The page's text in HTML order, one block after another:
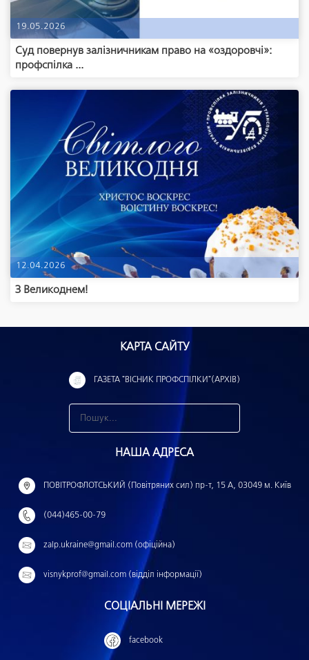
19.05.2026
Суд повернув залізничникам право на «оздоровчі»:
профспілка ...
12.04.2026
З Великоднем!
КАРТА САЙТУ
ГАЗЕТА "ВІСНИК ПРОФСПІЛКИ"(АРХІВ)
н
й
:
НАША АДРЕСА
ПОВІТРОФЛОТСЬКИЙ (Повітряних сил) пр-т, 15 А, 03049 м. Київ
(044)465-00-79
zalp.ukraine@gmail.com (офіційна)
visnykprof@gmail.com (відділ інформації)
СОЦІАЛЬНІ МЕРЕЖІ
facebook